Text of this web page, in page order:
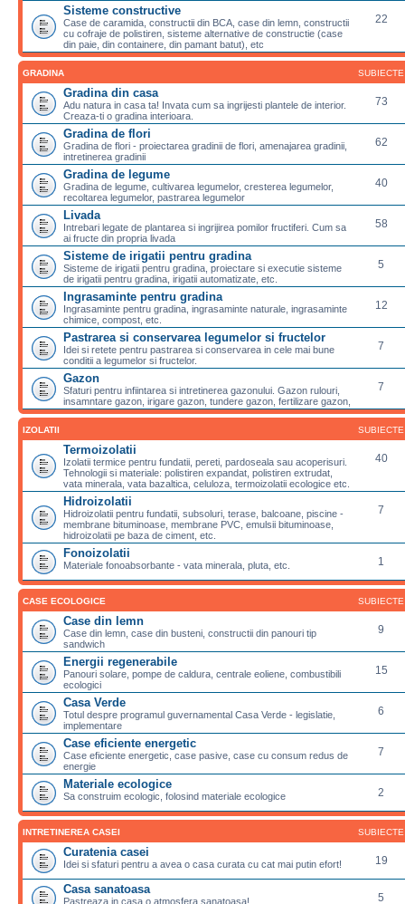
Sisteme constructive
Case de caramida, constructii din BCA, case din lemn, constructii
cu cofraje de polistiren, sisteme alternative de constructie (case
din paie, din containere, din pamant batut), etc
22
GRADINA SUBIECTE
Gradina din casa
Adu natura in casa ta! Invata cum sa ingrijesti plantele de interior.
Creaza-ti o gradina interioara.
73
Gradina de flori
Gradina de flori - proiectarea gradinii de flori, amenajarea gradinii,
intretinerea gradinii
62
Gradina de legume
Gradina de legume, cultivarea legumelor, cresterea legumelor,
recoltarea legumelor, pastrarea legumelor
40
Livada
Intrebari legate de plantarea si ingrijirea pomilor fructiferi. Cum sa
ai fructe din propria livada
58
Sisteme de irigatii pentru gradina
Sisteme de irigatii pentru gradina, proiectare si executie sisteme
de irigatii pentru gradina, irigatii automatizate, etc.
5
Ingrasaminte pentru gradina
Ingrasaminte pentru gradina, ingrasaminte naturale, ingrasaminte
chimice, compost, etc.
12
Pastrarea si conservarea legumelor si fructelor
Idei si retete pentru pastrarea si conservarea in cele mai bune
conditii a legumelor si fructelor.
7
Gazon
Sfaturi pentru infiintarea si intretinerea gazonului. Gazon rulouri,
insamntare gazon, irigare gazon, tundere gazon, fertilizare gazon,
7
IZOLATII SUBIECTE
Termoizolatii
Izolatii termice pentru fundatii, pereti, pardoseala sau acoperisuri.
Tehnologii si materiale: polistiren expandat, polistiren extrudat,
vata minerala, vata bazaltica, celuloza, termoizolatii ecologice etc.
40
Hidroizolatii
Hidroizolatii pentru fundatii, subsoluri, terase, balcoane, piscine -
membrane bituminoase, membrane PVC, emulsii bituminoase,
hidroizolatii pe baza de ciment, etc.
7
Fonoizolatii
Materiale fonoabsorbante - vata minerala, pluta, etc. 1
CASE ECOLOGICE SUBIECTE
Case din lemn
Case din lemn, case din busteni, constructii din panouri tip
sandwich
9
Energii regenerabile
Panouri solare, pompe de caldura, centrale eoliene, combustibili
ecologici
15
Casa Verde
Totul despre programul guvernamental Casa Verde - legislatie,
implementare
6
Case eficiente energetic
Case eficiente energetic, case pasive, case cu consum redus de
energie
7
Materiale ecologice
Sa construim ecologic, folosind materiale ecologice 2
INTRETINEREA CASEI SUBIECTE
Curatenia casei
Idei si sfaturi pentru a avea o casa curata cu cat mai putin efort! 19
Casa sanatoasa
Pastreaza in casa o atmosfera sanatoasa! 5